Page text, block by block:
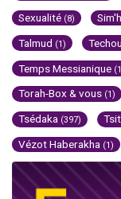
Sexualité (8)
Talmud (1)
Temps Messianique
Torah-Box & vous (1)
Tsédaka (397)
Vézot Haberakha (1)